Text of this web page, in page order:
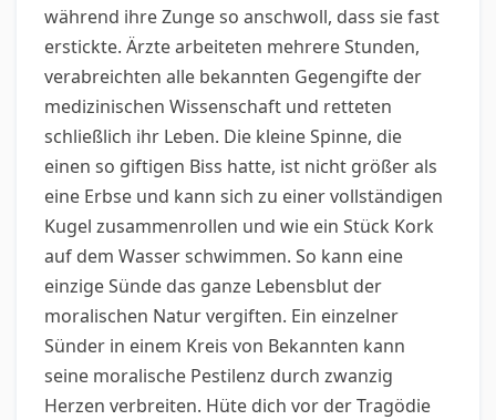
während ihre Zunge so anschwoll, dass sie fast
erstickte. Ärzte arbeiteten mehrere Stunden,
verabreichten alle bekannten Gegengifte der
medizinischen Wissenschaft und retteten
schließlich ihr Leben. Die kleine Spinne, die
einen so giftigen Biss hatte, ist nicht größer als
eine Erbse und kann sich zu einer vollständigen
Kugel zusammenrollen und wie ein Stück Kork
auf dem Wasser schwimmen. So kann eine
einzige Sünde das ganze Lebensblut der
moralischen Natur vergiften. Ein einzelner
Sünder in einem Kreis von Bekannten kann
seine moralische Pestilenz durch zwanzig
Herzen verbreiten. Hüte dich vor der Tragödie